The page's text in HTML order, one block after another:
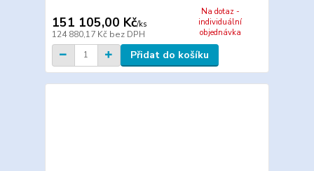
151 105,00 Kč/ks
124 880,17 Kč bez DPH
Na dotaz -
individuální
objednávka
Přidat do košíku